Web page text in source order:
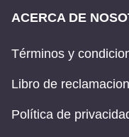
ACERCA DE
Términos y
Libro de
Política de